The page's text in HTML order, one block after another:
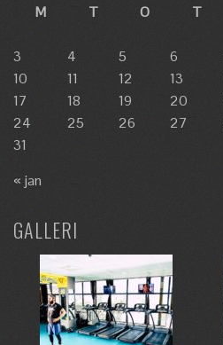
M
T O T
3
4 5 6
10
11 12 13
17
18 19 20
24
25 26 27
31
« jan
GALLERI